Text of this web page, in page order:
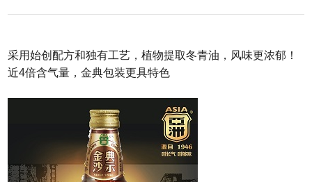
采用始创配方和独有工艺，植物提取冬青油，风味更浓郁！
近4倍含气量，金典包装更具特色